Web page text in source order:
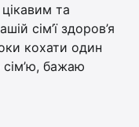
та
сім’ї здоров’я
кохати один
сім’ю, бажаю